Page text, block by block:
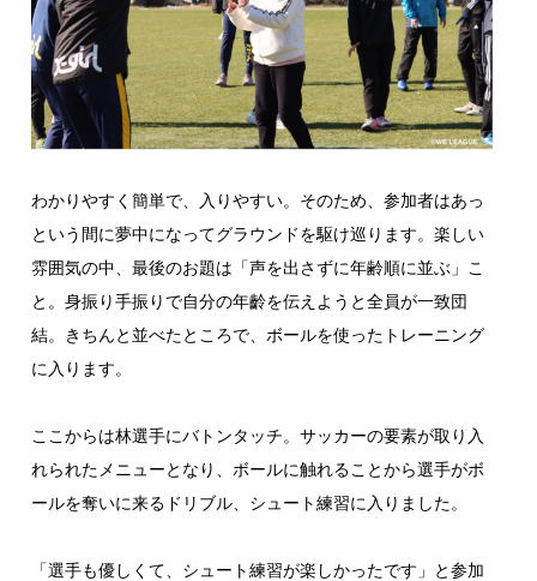
わかりやすく簡単で、入りやすい。そのため、参加者はあっ
という間に夢中になってグラウンドを駆け巡ります。楽しい
雰囲気の中、最後のお題は「声を出さずに年齢順に並ぶ」こ
と。身振り手振りで自分の年齡を伝えようと全員が一致団
結。きちんと並べたところで、ボールを使ったトレーニング
に入ります。
ここからは林選手にバトンタッチ。サッカーの要素が取り入
れられたメニューとなり、ボールに触れることから選手がボ
ールを奪いに来るドリブル、シュート練習に入りました。
「選手も優しくて、シュート練習が楽しかったです」と参加